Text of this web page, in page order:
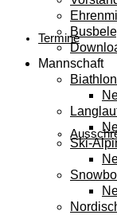
Termine
Mannschaft
Biathlon
Ski-